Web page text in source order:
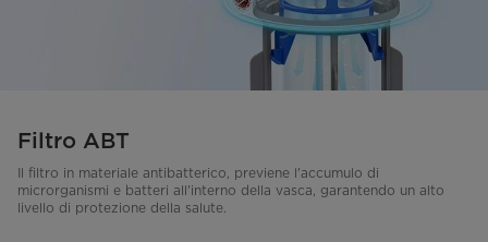
Filtro ABT
Il filtro in materiale antibatterico, previene l'accumulo di
microrganismi e batteri all'interno della vasca, garantendo un alto
livello di protezione della salute.